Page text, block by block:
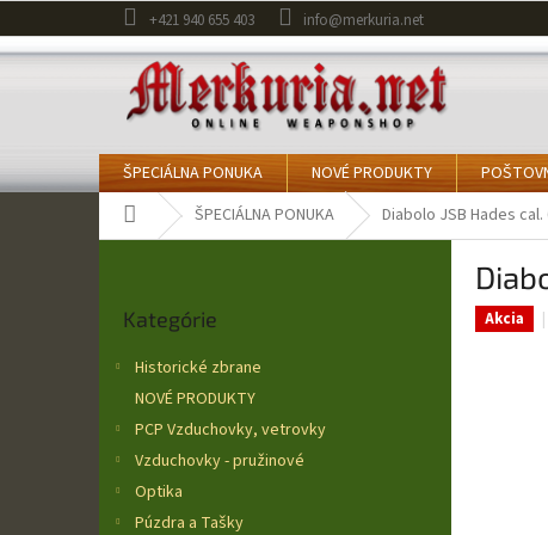
na
obsah
+421 940 655 403 info@merkuria.net
ŠPECIÁLNA PONUKA NOVÉ PRODUKTY
DomovŠPECIÁLNA PONUKA Diabolo JSB Hades cal.
kategórie
Kategórie
Historické zbrane
NOVÉ PRODUKTY
PCP Vzduchovky, vetrovky
Vzduchovky - pružinové
Optika
Púzdra a Tašky
Akcia